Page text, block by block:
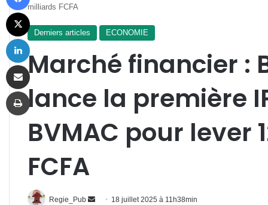
milliards FCFA
Derniers articles ECONOMIE
Marché financier :
lance la première
BVMAC pour lever
FCFA
Regie_Pub
Envoyer18 juillet 2025 à 11h38min
X
Linkedin
Partager par email
Imprimer